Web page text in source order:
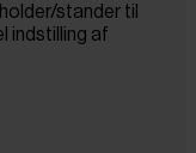
stander til
indstilling af